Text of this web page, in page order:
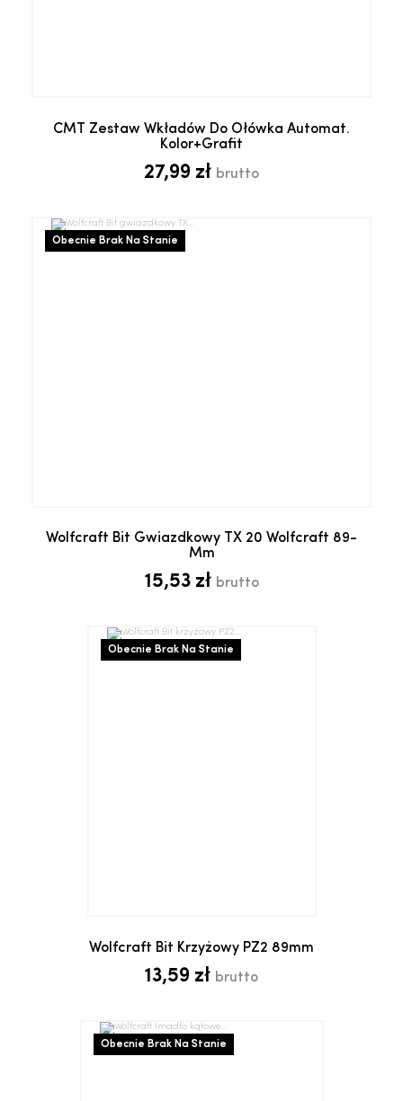
CMT Zestaw Wkładów Do Ołówka Automat.
Kolor+grafit
27,99 zł brutto
Wolfcraft Bit Gwiazdkowy TX 20 Wolfcraft 89-
Mm
15,53 zł brutto
Obecnie Brak Na Stanie
Wolfcraft Bit Krzyżowy PZ2 89mm
13,59 zł brutto
Obecnie Brak Na Stanie
Obecnie Brak Na Stanie